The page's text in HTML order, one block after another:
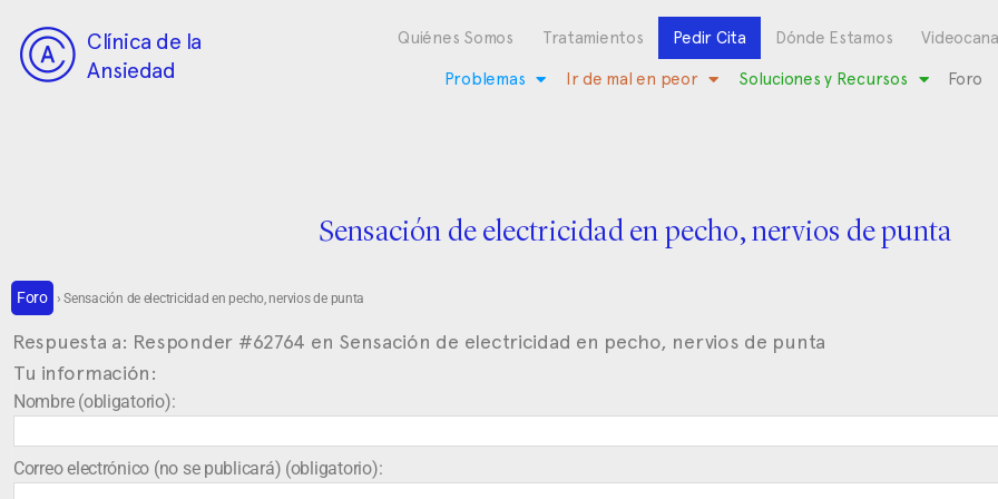
Clínica de la
Ansiedad
Quiénes Somos Tratamientos Pedir Cita Dónde Estamos
Problemas Ir de mal en peor Soluciones y Recursos Foro
Sensación de electricidad en pecho, nervios de punta
Foro › Sensación de electricidad en pecho, nervios de punta
Respuesta a: Responder #62764 en Sensación de electricidad en pecho, nervios de punta
Tu información:
Nombre (obligatorio):
Correo electrónico (no se publicará) (obligatorio):